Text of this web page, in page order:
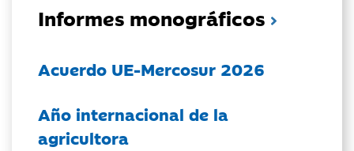
Informes monográficos
Acuerdo UE-Mercosur 2026
Año internacional de la
agricultora